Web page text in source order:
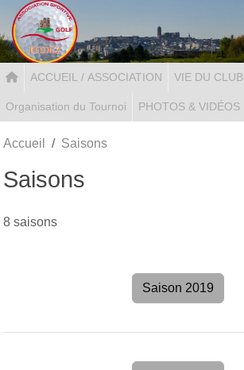
ACCUEIL / ASSOCIATION VIE DU CLUB
Organisation du Tournoi PHOTOS & VIDÉOS
Accueil Saisons
Saisons
8 saisons
Saison 2019
Panneau de gestion des cookies